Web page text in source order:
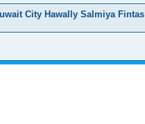
City Hawally Salmiya Fintas